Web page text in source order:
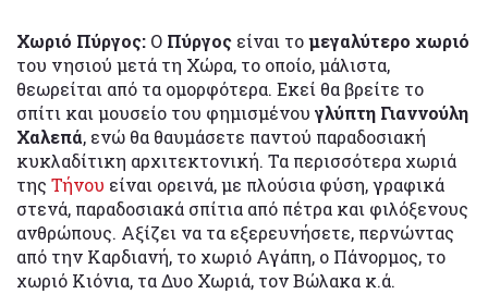
Χωριό Πύργος: Ο Πύργος είναι τομεγαλύτερο χωριό
του νησιού μετά τη Χώρα, το οποίο, μάλιστα,
θεωρείται από τα ομορφότερα. Εκεί θα βρείτε το
σπίτι και μουσείο του φημισμένου γλύπτη Γιαννούλη
Χαλεπά, ενώ θα θαυμάσετε παντού παραδοσιακή
κυκλαδίτικη αρχιτεκτονική. Τα περισσότερα χωριά
της Τήνου είναι ορεινά, με πλούσια φύση, γραφικά
στενά, παραδοσιακά σπίτια από πέτρα και φιλόξενους
ανθρώπους. Αξίζει να τα εξερευνήσετε, περνώντας
από την Καρδιανή, το χωριό Αγάπη, ο Πάνορμος, το
χωριό Κιόνια, τα Δυο Χωριά, τον Βώλακα κ.ά.